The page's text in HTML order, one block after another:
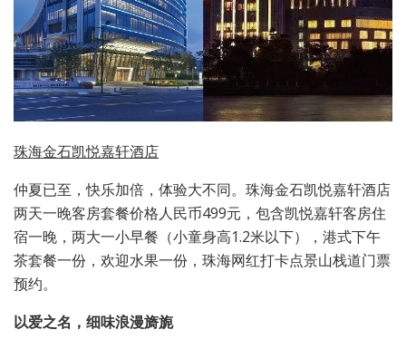
珠海金石凯悦嘉轩酒店
仲夏已至，快乐加倍，体验大不同。珠海金石凯悦嘉轩酒店
两天一晚客房套餐价格人民币499元，包含凯悦嘉轩客房住
宿一晚，两大一小早餐（小童身高1.2米以下），港式下午
茶套餐一份，欢迎水果一份，珠海网红打卡点景山栈道门票
预约。
以爱之名，细味浪漫旖旎